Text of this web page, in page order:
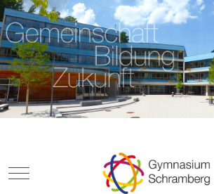
Mobile Menu Toggle